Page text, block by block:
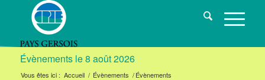
Évènements le 8 août 2026
Vous êtes ici : Accueil / Évènements / Évènements